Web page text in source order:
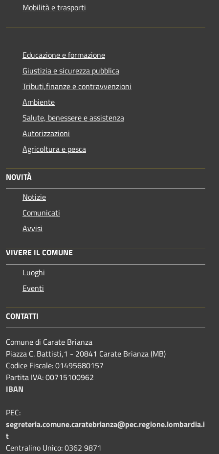
Mobilità e trasporti
Educazione e formazione
Giustizia e sicurezza pubblica
Tributi,finanze e contravvenzioni
Ambiente
Salute, benessere e assistenza
Autorizzazioni
Agricoltura e pesca
NOVITÀ
Notizie
Comunicati
Avvisi
VIVERE IL COMUNE
Luoghi
Eventi
CONTATTI
Comune di Carate Brianza
Piazza C. Battisti,1 - 20841 Carate Brianza (MB)
Codice Fiscale: 01495680157
Partita IVA: 00715100962
IBAN
PEC:
segreteria.comune.caratebrianza@pec.regione.lombardia.i
t
Centralino Unico: 0362 9871